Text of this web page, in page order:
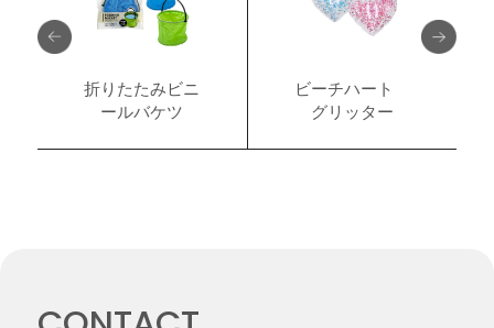
折りたたみビニ
ールバケツ
ビーチハート
グリッター